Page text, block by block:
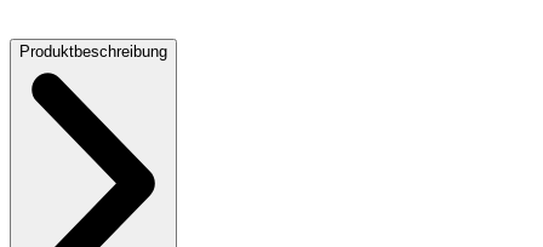
Produktbeschreibung